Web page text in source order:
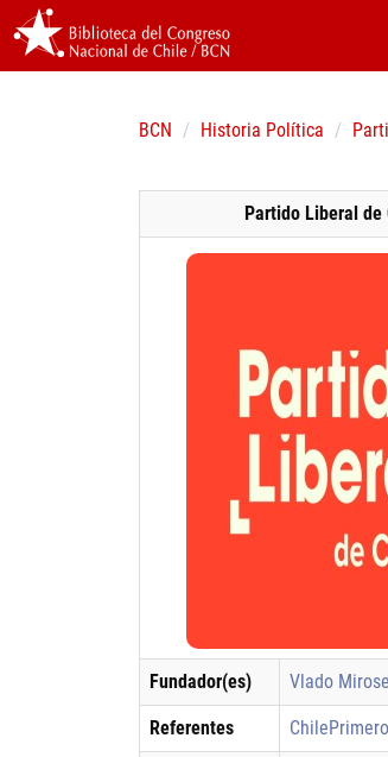
BCN Historia Política
Partido Liberal de
Fundador(es) Vlado
Referentes ChilePrimero